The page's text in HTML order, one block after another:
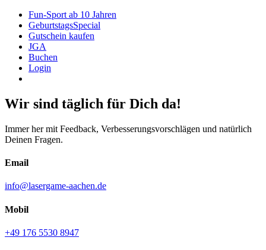
Fun-Sport ab 10 Jahren
GeburtstagsSpecial
Gutschein kaufen
JGA
Buchen
Login
Wir sind täglich für Dich da!
Immer her mit Feedback, Verbesserungsvorschlägen und natürlich
Deinen Fragen.
Email
info@lasergame-aachen.de
Mobil
+49 176 5530 8947